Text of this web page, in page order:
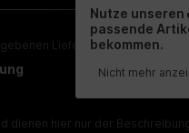
Nutze unseren
passende
bekommen.
Nicht mehr
Lieferzeiten beziehen
dienen hier nur der